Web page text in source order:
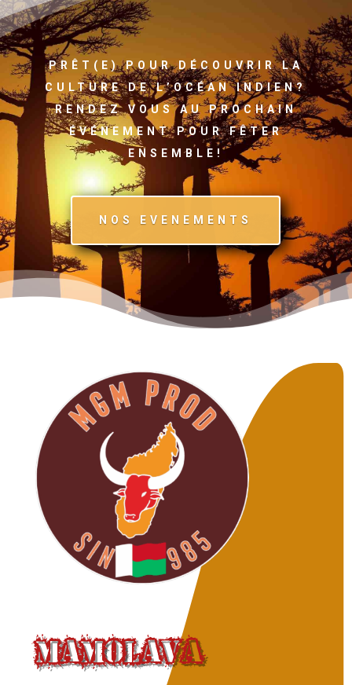
PRÊT(E) POUR DÉCOUVRIR LA
CULTURE DE L’OCÉAN INDIEN?
RENDEZ VOUS AU PROCHAIN
ÉVÉNEMENT POUR FÊTER
ENSEMBLE!
NOS EVENEMENTS
Mamolava